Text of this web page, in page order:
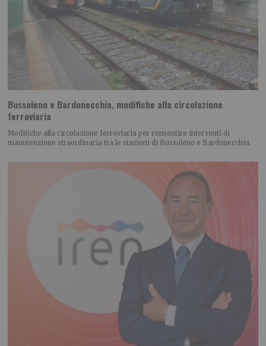
Bussoleno e Bardonecchia, modifiche alla circolazione
ferroviaria
Modifiche alla circolazione ferroviaria per consentire interventi di
manutenzione straordinaria tra le stazioni di Bussoleno e Bardonecchia.